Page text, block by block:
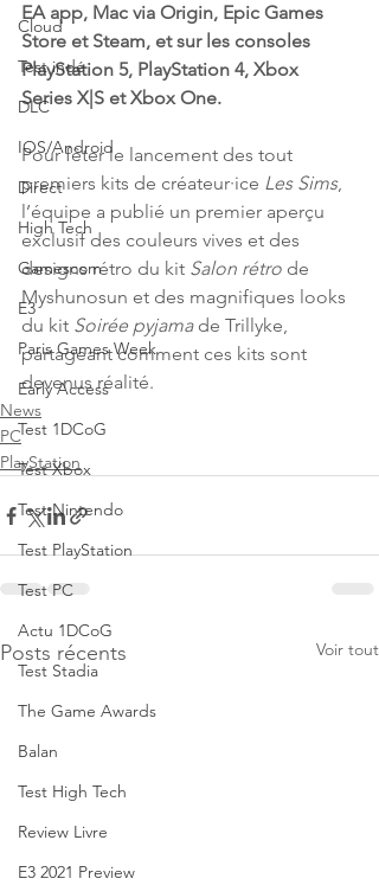
Cloud
Test indé
DLC
IOS/Android
Direct
High Tech
Gamescom
E3
Paris Games Week
Early Access
Test 1DCoG
Test Xbox
Test Nintendo
Test PlayStation
Test PC
Actu 1DCoG
Test Stadia
The Game Awards
Balan
Test High Tech
Review Livre
E3 2021 Preview
EA app, Mac via Origin, Epic Games
Store et Steam, et sur les consoles
PlayStation 5, PlayStation 4, Xbox
Series X|S et Xbox One.
Pour fêter le lancement des tout
premiers kits de créateur·ice Les Sims,
l’équipe a publié un premier aperçu
exclusif des couleurs vives et des
designs rétro du kit Salon rétro de
Myshunosun et des magnifiques looks
du kit Soirée pyjama de Trillyke,
partageant comment ces kits sont
devenus réalité.
News
PC
PlayStation
Posts récents Voir tout